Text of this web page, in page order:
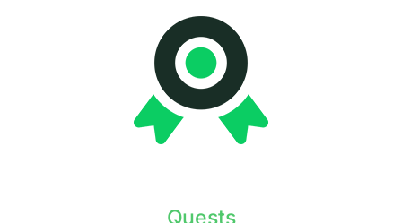
Quests